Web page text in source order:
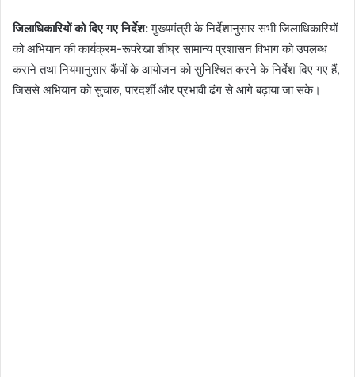
जिलाधिकारियों को दिए गए निर्देश:मुख्यमंत्री के निर्देशानुसार सभी जिलाधिकारियों
को अभियान की कार्यक्रम-रूपरेखा शीघ्र सामान्य प्रशासन विभाग को उपलब्ध
कराने तथा नियमानुसार कैंपों के आयोजन को सुनिश्चित करने के निर्देश दिए गए हैं,
जिससे अभियान को सुचारु, पारदर्शी और प्रभावी ढंग से आगे बढ़ाया जा सके।